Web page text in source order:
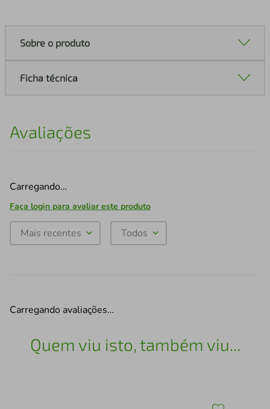
Sobre o produto
Ficha técnica
Avaliações
Carregando…
Faça login para avaliar este produto
Mais recentes Todos
Carregando avaliações…
Quem viu isto, também viu...